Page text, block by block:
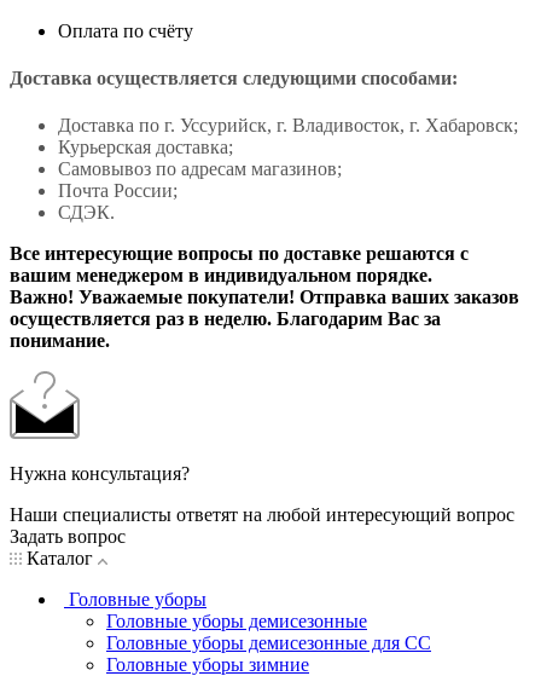
Оплата по счёту
Доставка осуществляется следующими способами:
Доставка по г. Уссурийск, г. Владивосток, г. Хабаровск;
Курьерская доставка;
Самовывоз по адресам магазинов;
Почта России;
СДЭК.
Все интересующие вопросы по доставке решаются с
вашим менеджером в индивидуальном порядке.
Важно! Уважаемые покупатели! Отправка ваших заказов
осуществляется раз в неделю. Благодарим Вас за
понимание.
Нужна консультация?
Наши специалисты ответят на любой интересующий вопрос
Задать вопрос
Каталог
Головные уборы
Головные уборы демисезонные
Головные уборы демисезонные для СС
Головные уборы зимние